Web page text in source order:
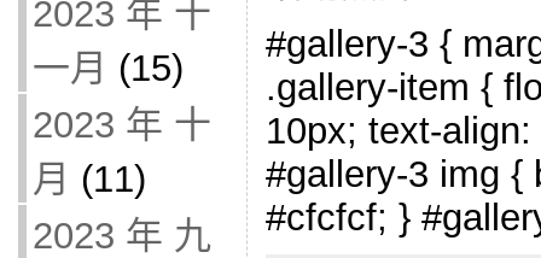
2023 年 十
一月 (15)
2023 年 十
月 (11)
2023 年 九
#gallery-3 {
.gallery-item {
10px; text-
#gallery-3 img {
#cfcfcf; }